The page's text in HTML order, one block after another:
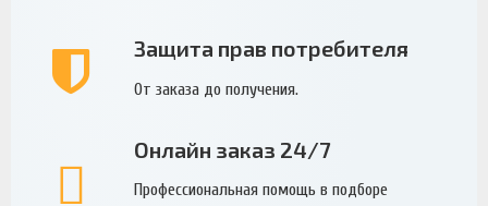
Защита прав потребителя
От заказа до получения.
Онлайн заказ 24/7
Профессиональная помощь в подборе